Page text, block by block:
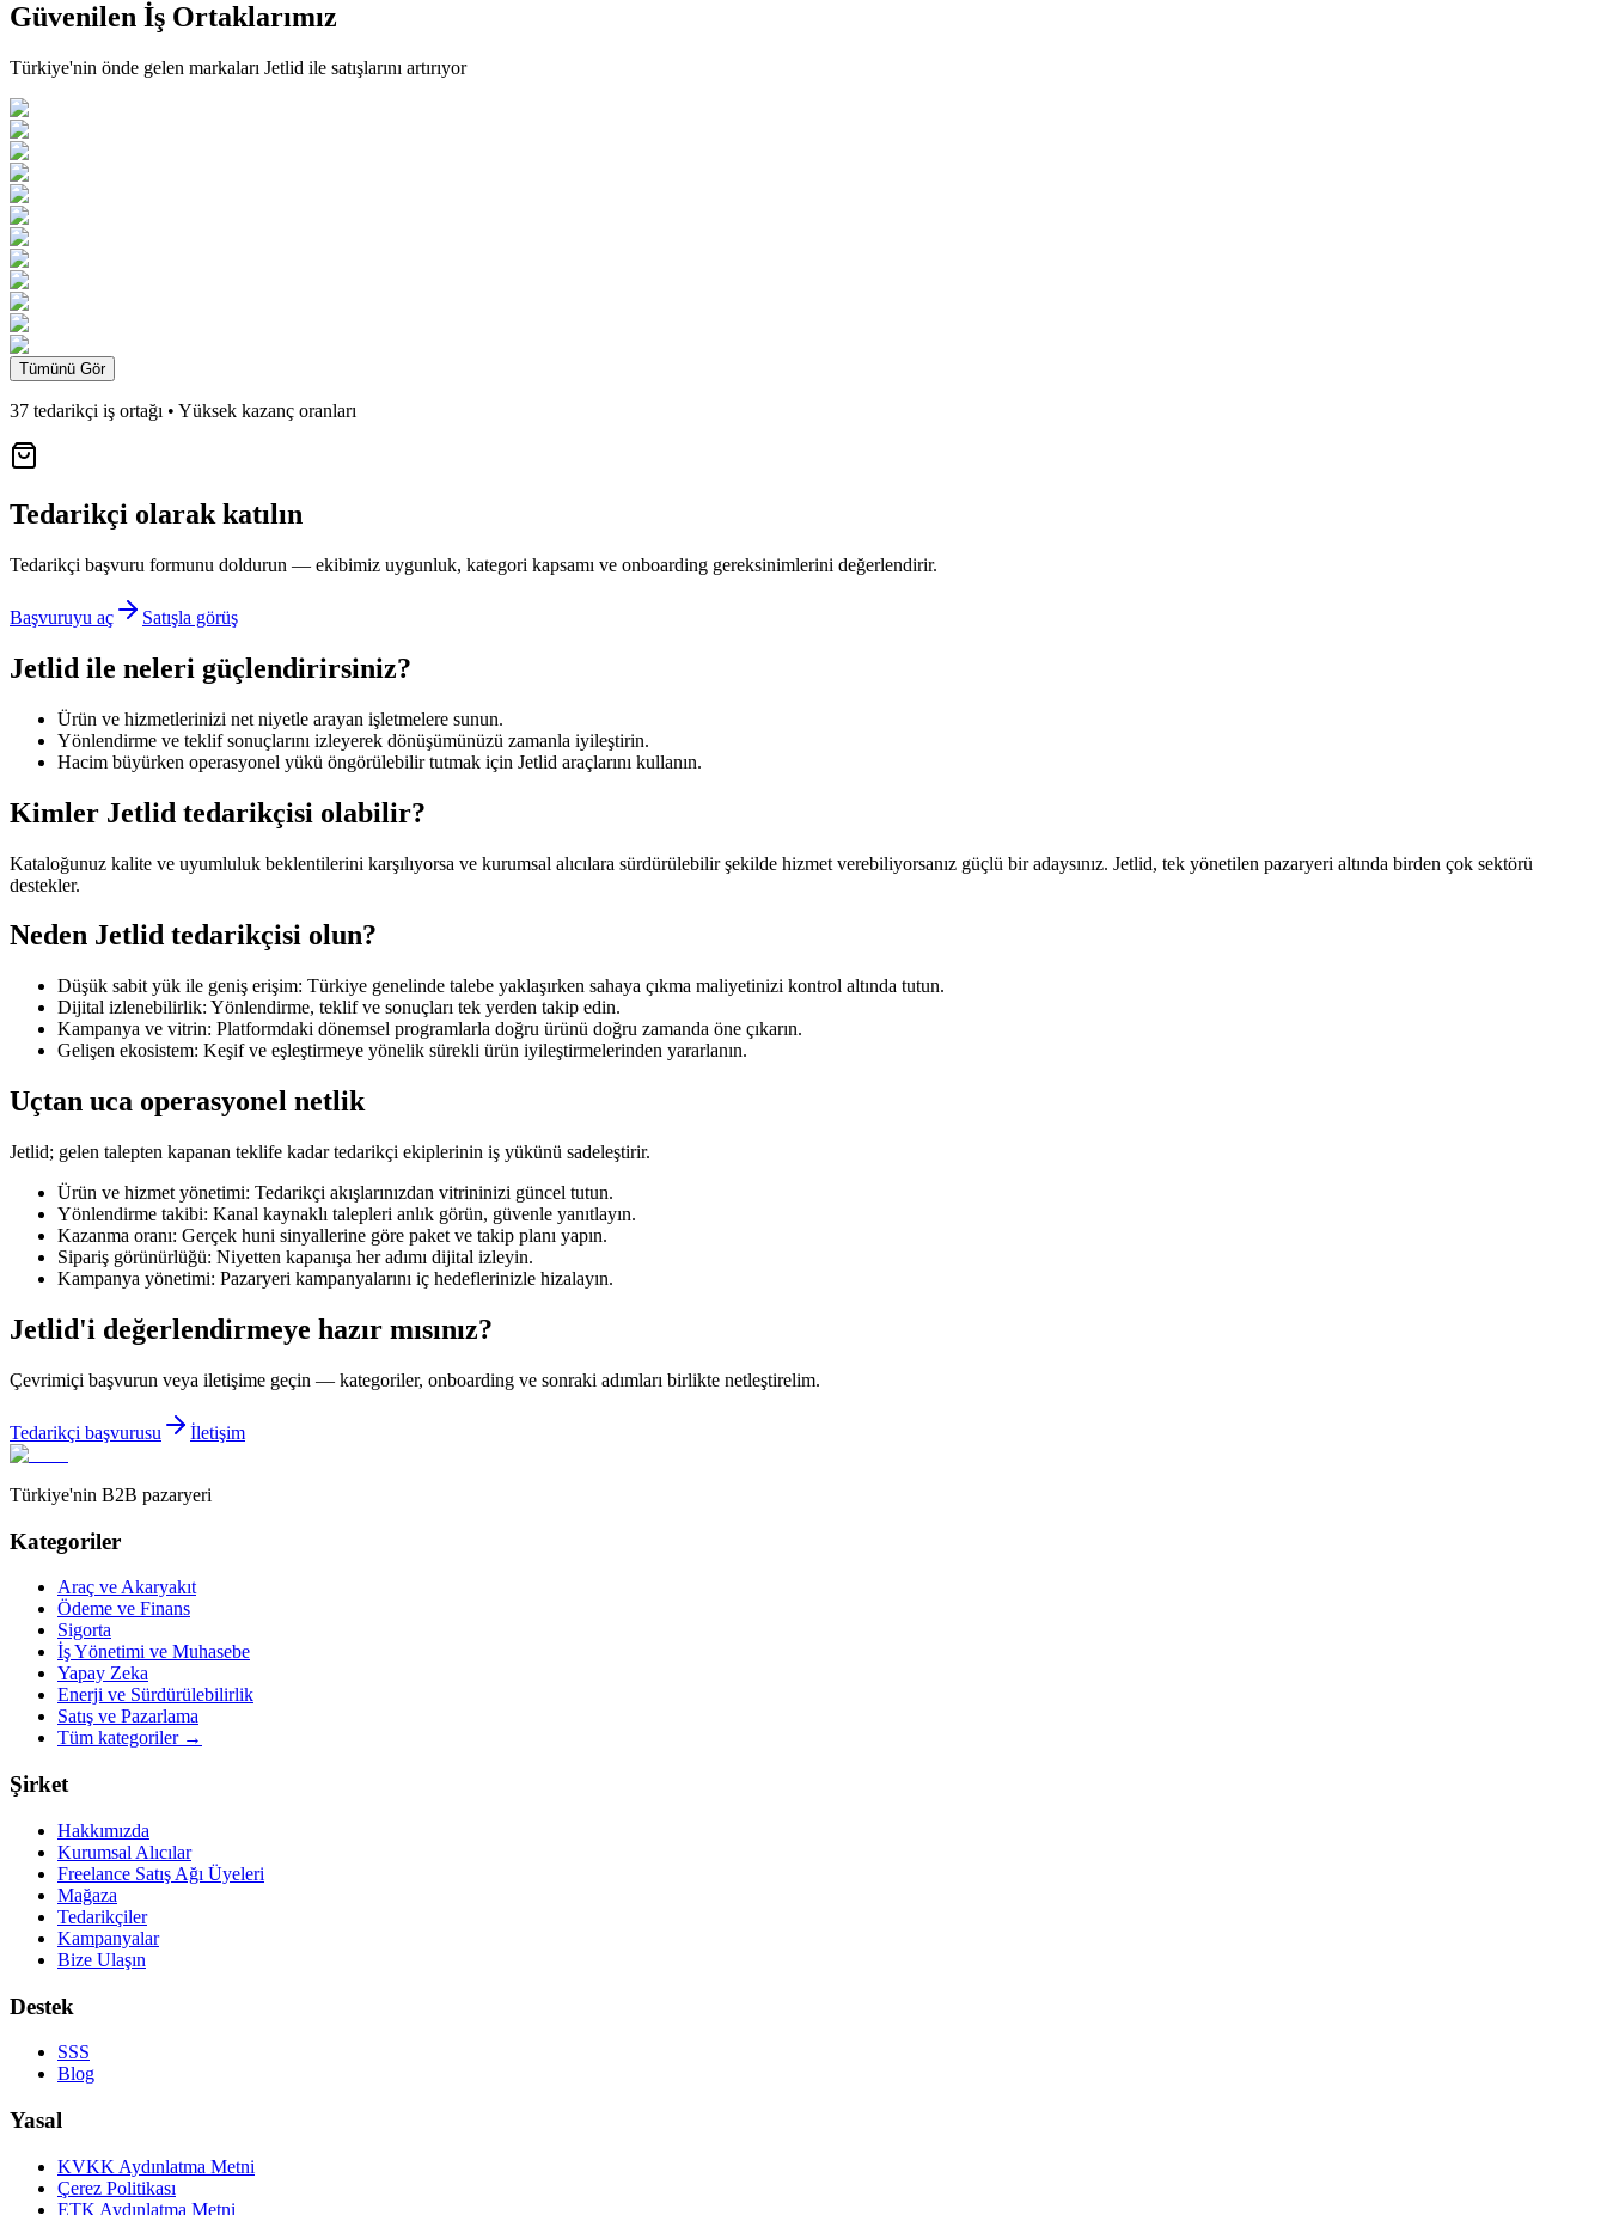
Güvenilen İş Ortaklarımız
Türkiye'nin önde gelen markaları Jetlid ile satışlarını artırıyor
Tümünü Gör
37 tedarikçi iş ortağı • Yüksek kazanç oranları
Tedarikçi olarak katılın
Tedarikçi başvuru formunu doldurun — ekibimiz uygunluk, kategori kapsamı ve onboarding gereksinimlerini değerlendirir.
Başvuruyu aç Satışla görüş
Jetlid ile neleri güçlendirirsiniz?
Ürün ve hizmetlerinizi net niyetle arayan işletmelere sunun.
Yönlendirme ve teklif sonuçlarını izleyerek dönüşümünüzü zamanla iyileştirin.
Hacim büyürken operasyonel yükü öngörülebilir tutmak için Jetlid araçlarını kullanın.
Kimler Jetlid tedarikçisi olabilir?
Kataloğunuz kalite ve uyumluluk beklentilerini karşılıyorsa ve kurumsal alıcılara sürdürülebilir şekilde hizmet verebiliyorsanız güçlü bir adaysınız. Jetlid, tek yönetilen pazaryeri altında birden çok sektörü
destekler.
Neden Jetlid tedarikçisi olun?
Düşük sabit yük ile geniş erişim: Türkiye genelinde talebe yaklaşırken sahaya çıkma maliyetinizi kontrol altında tutun.
Dijital izlenebilirlik: Yönlendirme, teklif ve sonuçları tek yerden takip edin.
Kampanya ve vitrin: Platformdaki dönemsel programlarla doğru ürünü doğru zamanda öne çıkarın.
Gelişen ekosistem: Keşif ve eşleştirmeye yönelik sürekli ürün iyileştirmelerinden yararlanın.
Uçtan uca operasyonel netlik
Jetlid; gelen talepten kapanan teklife kadar tedarikçi ekiplerinin iş yükünü sadeleştirir.
Ürün ve hizmet yönetimi: Tedarikçi akışlarınızdan vitrininizi güncel tutun.
Yönlendirme takibi: Kanal kaynaklı talepleri anlık görün, güvenle yanıtlayın.
Kazanma oranı: Gerçek huni sinyallerine göre paket ve takip planı yapın.
Sipariş görünürlüğü: Niyetten kapanışa her adımı dijital izleyin.
Kampanya yönetimi: Pazaryeri kampanyalarını iç hedeflerinizle hizalayın.
Jetlid'i değerlendirmeye hazır mısınız?
Çevrimiçi başvurun veya iletişime geçin — kategoriler, onboarding ve sonraki adımları birlikte netleştirelim.
Tedarikçi başvurusu İletişim
Türkiye'nin B2B pazaryeri
Kategoriler
Araç ve Akaryakıt
Ödeme ve Finans
Sigorta
İş Yönetimi ve Muhasebe
Yapay Zeka
Enerji ve Sürdürülebilirlik
Satış ve Pazarlama
Tüm kategoriler→
Şirket
Hakkımızda
Kurumsal Alıcılar
Freelance Satış Ağı Üyeleri
Mağaza
Tedarikçiler
Kampanyalar
Bize Ulaşın
Destek
SSS
Blog
Yasal
KVKK Aydınlatma Metni
Çerez Politikası
ETK Aydınlatma Metni